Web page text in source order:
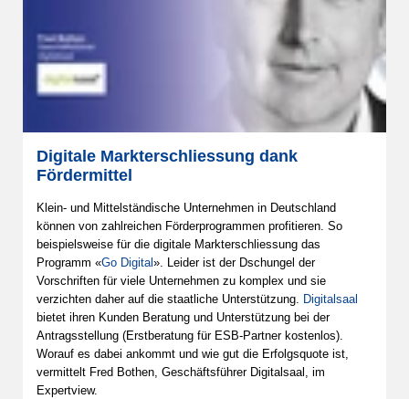
Digitale Markterschliessung dank
Fördermittel
Klein- und Mittelständische Unternehmen in Deutschland
können von zahlreichen Förderprogrammen profitieren. So
beispielsweise für die digitale Markterschliessung das
Programm «Go Digital». Leider ist der Dschungel der
Vorschriften für viele Unternehmen zu komplex und sie
verzichten daher auf die staatliche Unterstützung. Digitalsaal
bietet ihren Kunden Beratung und Unterstützung bei der
Antragsstellung (Erstberatung für ESB-Partner kostenlos).
Worauf es dabei ankommt und wie gut die Erfolgsquote ist,
vermittelt Fred Bothen, Geschäftsführer Digitalsaal, im
Expertview.